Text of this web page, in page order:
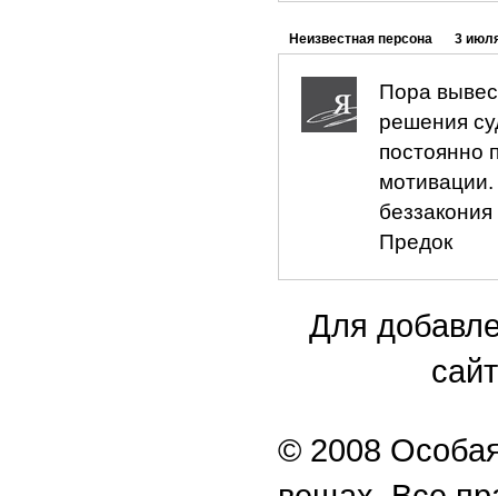
Неизвестная персона 3
Пора
решения
постоянно
Предок
Для
© 2008